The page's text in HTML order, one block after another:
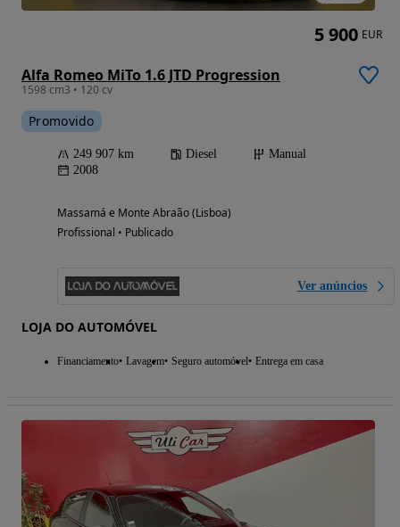
Alfa Romeo MiTo 1.6 JTD Progression
1598 cm3 • 120 cv
Promovido
249 907 km Diesel
Manual
2008
Massamá e Monte Abraão (Lisboa)
Profissional • Publicado
Ver anúncios
LOJA DO AUTOMÓVEL
Financiamento Lavagem Seguro automóvel Entrega em casa
5 900 EUR